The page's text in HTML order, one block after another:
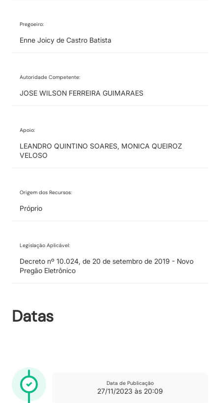
Pregoeiro:
Enne Joicy de Castro Batista
Autoridade Competente:
JOSE WILSON FERREIRA GUIMARAES
Apoio:
LEANDRO QUINTINO SOARES, MONICA QUEIROZ
VELOSO
Origem dos Recursos:
Próprio
Legislação Aplicável:
Decreto nº 10.024, de 20 de setembro de 2019 - Novo
Pregão Eletrônico
Datas
Data de Publicação
27/11/2023 às 20:09